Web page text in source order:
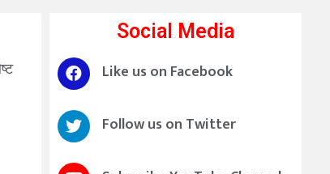
Social Media
Like us on Facebook
Follow us on Twitter